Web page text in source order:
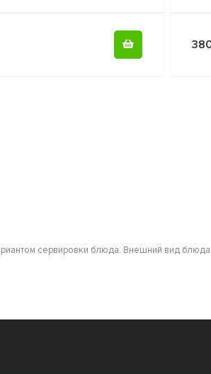
сервировки блюда. Внешний вид блюда